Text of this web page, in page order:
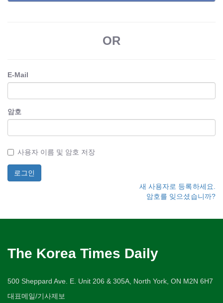
OR
E-Mail
암호
사용자 이름 및 암호 저장
새 사용자로 등록하세요.
암호를 잊으셨습니까?
The Korea Times Daily
500 Sheppard Ave. E. Unit 206 & 305A, North York, ON M2N 6H7
대표메일/기사제보